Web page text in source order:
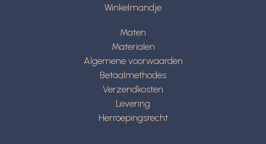
Winkelmandje
Maten
Materialen
Algemene voorwaarden
Betaalmethodes
Verzendkosten
Levering
Herroepingsrecht